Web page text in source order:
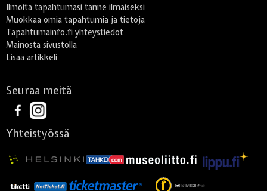
Ilmoita tapahtumasi tänne ilmaiseksi
Muokkaa omia tapahtumia ja tietoja
Tapahtumainfo.fi yhteystiedot
Mainosta sivustolla
Lisää artikkeli
Seuraa meitä
Yhteistyössä